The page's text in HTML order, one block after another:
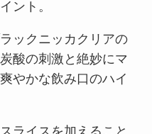
ント。
ックニッカクリアの
酸の刺激と絶妙にマ
やかな飲み口のハイ
ライスを加えること